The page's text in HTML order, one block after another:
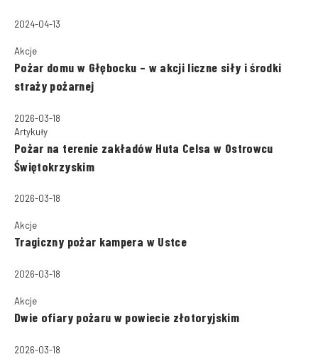
2024-04-13
Akcje
Pożar domu w Głębocku – w akcji liczne siły i środki
straży pożarnej
2026-03-18
Artykuły
Pożar na terenie zakładów Huta Celsa w Ostrowcu
Świętokrzyskim
2026-03-18
Akcje
Tragiczny pożar kampera w Ustce
2026-03-18
Akcje
Dwie ofiary pożaru w powiecie złotoryjskim
2026-03-18